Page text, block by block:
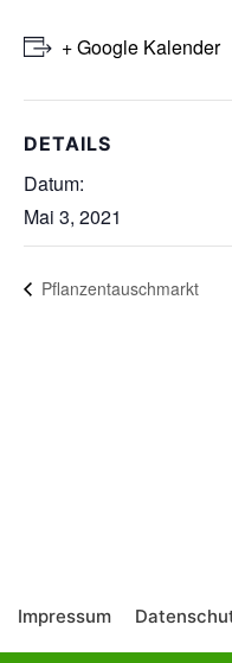
+ Google Kalender
DETAILS
Datum:
Mai 3, 2021
Pflanzentauschmarkt
Impressum